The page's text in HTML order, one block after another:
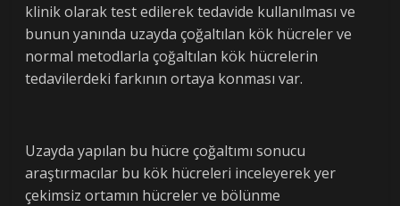
klinik olarak test edilerek tedavide kullanılması ve
bunun yanında uzayda çoğaltılan kök hücreler ve
normal metodlarla çoğaltılan kök hücrelerin
tedavilerdeki farkının ortaya konması var.
Uzayda yapılan bu hücre çoğaltımı sonucu
araştırmacılar bu kök hücreleri inceleyerek yer
çekimsiz ortamın hücreler ve bölünme